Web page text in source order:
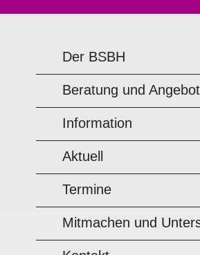
Der BSBH
Beratung und
Information
Aktuell
Termine
Mitmachen und